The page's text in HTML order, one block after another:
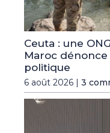
Ceuta : une
Maroc
politique
6 août 2026 | 3